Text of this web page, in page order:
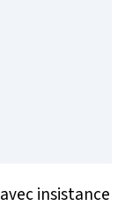
insistance